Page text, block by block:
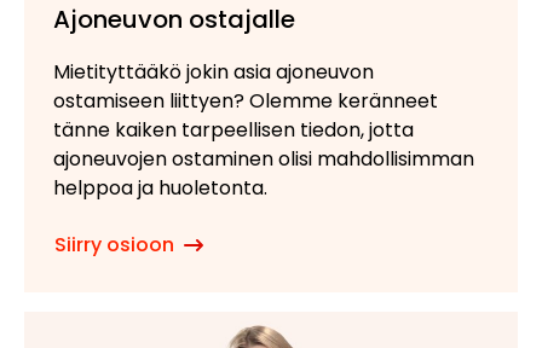
Ajoneuvon ostajalle
Mietityttääkö jokin asia ajoneuvon
ostamiseen liittyen? Olemme keränneet
tänne kaiken tarpeellisen tiedon, jotta
ajoneuvojen ostaminen olisi mahdollisimman
helppoa ja huoletonta.
Siirry osioon